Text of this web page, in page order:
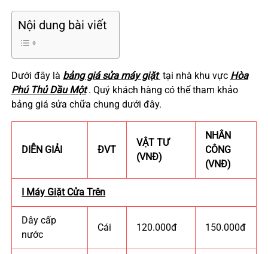
Nội dung bài viết
Dưới đây là bảng giá sửa máy giặt tại nhà khu vực Hòa
Phú Thủ Dầu Một. Quý khách hàng có thể tham khảo
bảng giá sửa chữa chung dưới đây.
DIỄN GIẢI ĐVT
VẬT TƯ
(VNĐ)
NHÂN
CÔNG
(VNĐ)
I Máy Giặt Cửa Trên
Dây cấp
nước
Cái 120.000đ 150.000đ